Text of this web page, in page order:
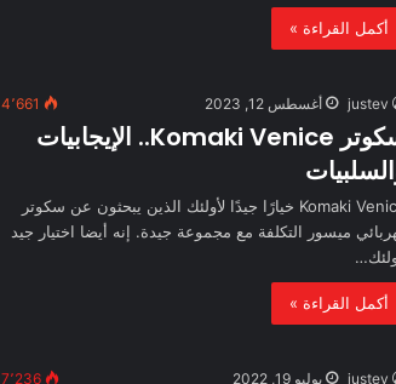
أكمل القراءة »
justev أغسطس 12, 2023 4٬661
سكوتر Komaki Venice.. الإيجابيات
Komaki Venice خيارًا جيدًا لأولئك الذين يبحثون عن سكوتر
ميسور التكلفة مع مجموعة جيدة. إنه أيضا اختيار جيد
أكمل القراءة »
justev يوليو 19, 2022 7٬236